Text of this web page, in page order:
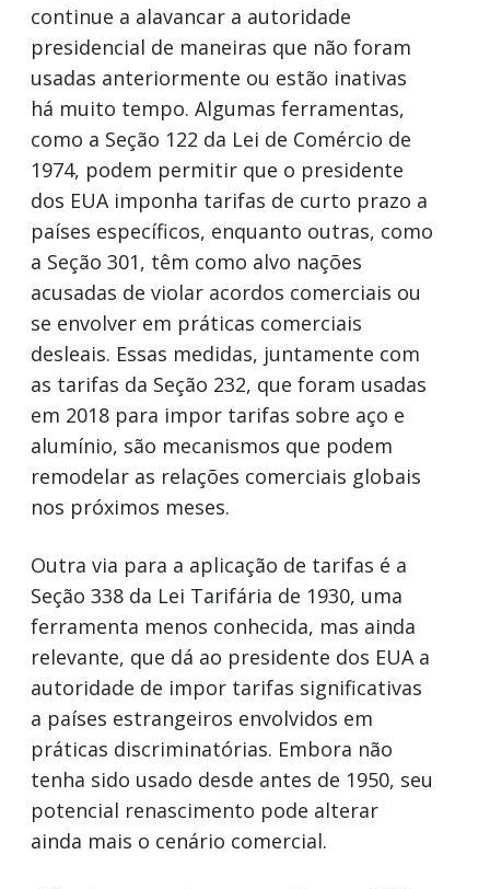
continue a alavancar a autoridade
presidencial de maneiras que não foram
usadas anteriormente ou estão inativas
há muito tempo. Algumas ferramentas,
como a Seção 122 da Lei de Comércio de
1974, podem permitir que o presidente
dos EUA imponha tarifas de curto prazo a
países específicos, enquanto outras, como
a Seção 301, têm como alvo nações
acusadas de violar acordos comerciais ou
se envolver em práticas comerciais
desleais. Essas medidas, juntamente com
as tarifas da Seção 232, que foram usadas
em 2018 para impor tarifas sobre aço e
alumínio, são mecanismos que podem
remodelar as relações comerciais globais
nos próximos meses.
Outra via para a aplicação de tarifas é a
Seção 338 da Lei Tarifária de 1930, uma
ferramenta menos conhecida, mas ainda
relevante, que dá ao presidente dos EUA a
autoridade de impor tarifas significativas
a países estrangeiros envolvidos em
práticas discriminatórias. Embora não
tenha sido usado desde antes de 1950, seu
potencial renascimento pode alterar
ainda mais o cenário comercial.